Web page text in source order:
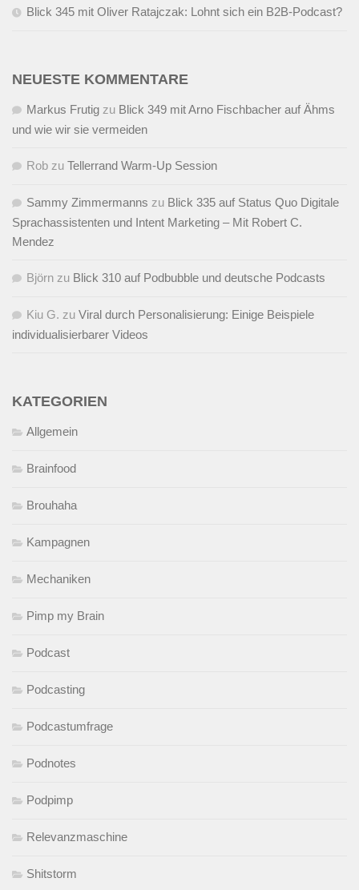
Blick 345 mit Oliver Ratajczak: Lohnt sich ein B2B-Podcast?
NEUESTE KOMMENTARE
Markus Frutig zu Blick 349 mit Arno Fischbacher auf Ähms
und wie wir sie vermeiden
Rob zu Tellerrand Warm-Up Session
Sammy Zimmermanns zu Blick 335 auf Status Quo Digitale
Sprachassistenten und Intent Marketing – Mit Robert C.
Mendez
Björn zu Blick 310 auf Podbubble und deutsche Podcasts
Kiu G. zu Viral durch Personalisierung: Einige Beispiele
individualisierbarer Videos
KATEGORIEN
Allgemein
Brainfood
Brouhaha
Kampagnen
Mechaniken
Pimp my Brain
Podcast
Podcasting
Podcastumfrage
Podnotes
Podpimp
Relevanzmaschine
Shitstorm